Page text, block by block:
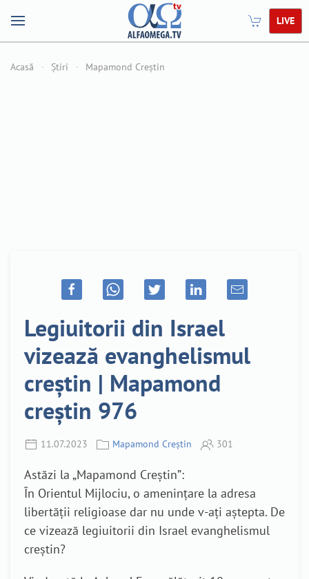
LIVE
Acasă Știri Mapamond Creștin
Legiuitorii din Israel
vizează evanghelismul
creștin | Mapamond
creștin 976
11.07.2023 Mapamond Creștin 301
Astăzi la „Mapamond Creștin”:
În Orientul Mijlociu, o amenințare la adresa
libertății religioase dar nu unde v-ați aștepta. De
ce vizează legiuitorii din Israel evanghelismul
creștin?